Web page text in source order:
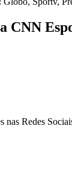
CNN
nas Redes